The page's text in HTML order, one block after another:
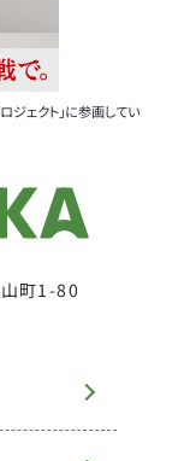
ェクト」に参画してい
町1-80